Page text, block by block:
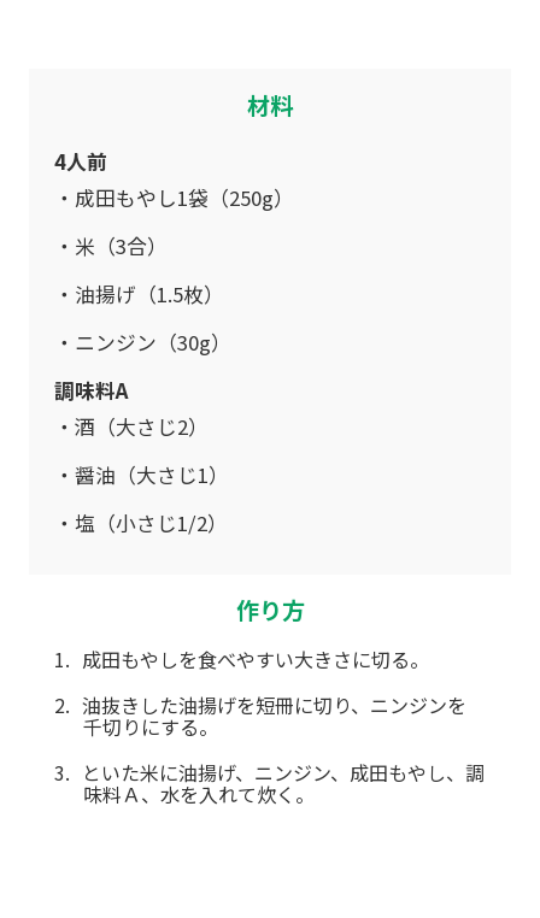
材料
4人前
成田もやし1袋（250g）
米（3合）
油揚げ（1.5枚）
ニンジン（30g）
調味料A
酒（大さじ2）
醤油（大さじ1）
塩（小さじ1/2）
作り方
成田もやしを食べやすい大きさに切る。
油抜きした油揚げを短冊に切り、ニンジンを
千切りにする。
といた米に油揚げ、ニンジン、成田もやし、調
味料Ａ、水を入れて炊く。